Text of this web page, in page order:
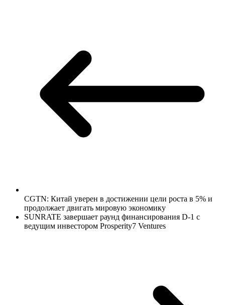
CGTN: Китай уверен в достижении цели роста в 5% и
продолжает двигать мировую экономику
SUNRATE завершает раунд финансирования D-1 с
ведущим инвестором Prosperity7 Ventures